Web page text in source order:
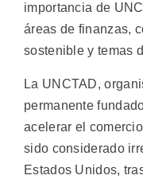
importancia de
áreas de finanzas,
sostenible y temas
La UNCTAD,
permanente
acelerar el
sido considerado
Estados Unidos,